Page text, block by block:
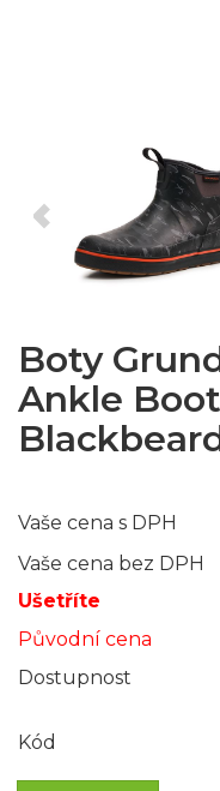
Boty
Ankle
Vaše cena s DPH
Vaše cena bez DPH
Ušetříte
Původní cena
Dostupnost
Kód